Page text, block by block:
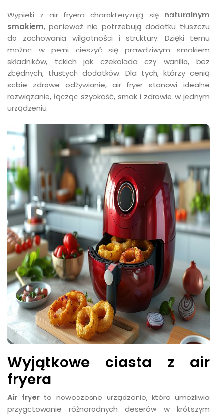
Wypieki z air fryera charakteryzują się naturalnym
smakiem, ponieważ nie potrzebują dodatku tłuszczu
do zachowania wilgotności i struktury. Dzięki temu
można w pełni cieszyć się prawdziwym smakiem
składników, takich jak czekolada czy wanilia, bez
zbędnych, tłustych dodatków. Dla tych, którzy cenią
sobie zdrowe odżywianie, air fryer stanowi idealne
rozwiązanie, łącząc szybkość, smak i zdrowie w jednym
urządzeniu.
Wyjątkowe ciasta z air
fryera
Air fryerto nowoczesne urządzenie, które umożliwia
przygotowanie różnorodnych deserów w krótszym